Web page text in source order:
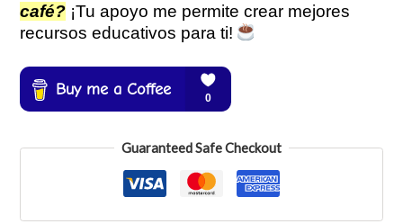
café? ¡Tu apoyo me permite crear mejores
recursos educativos para ti!
Guaranteed Safe Checkout